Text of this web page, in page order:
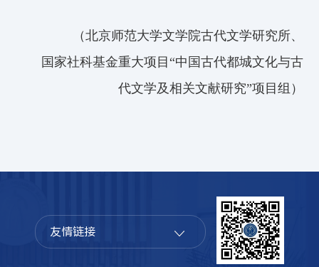
（北京师范大学文学院古代文学研究所、
国家社科基金重大项目“中国古代都城文化与古
代文学及相关文献研究”项目组 ）
友情链接